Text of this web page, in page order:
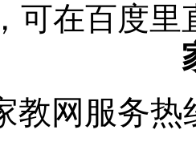
可在百度里
教网服务热